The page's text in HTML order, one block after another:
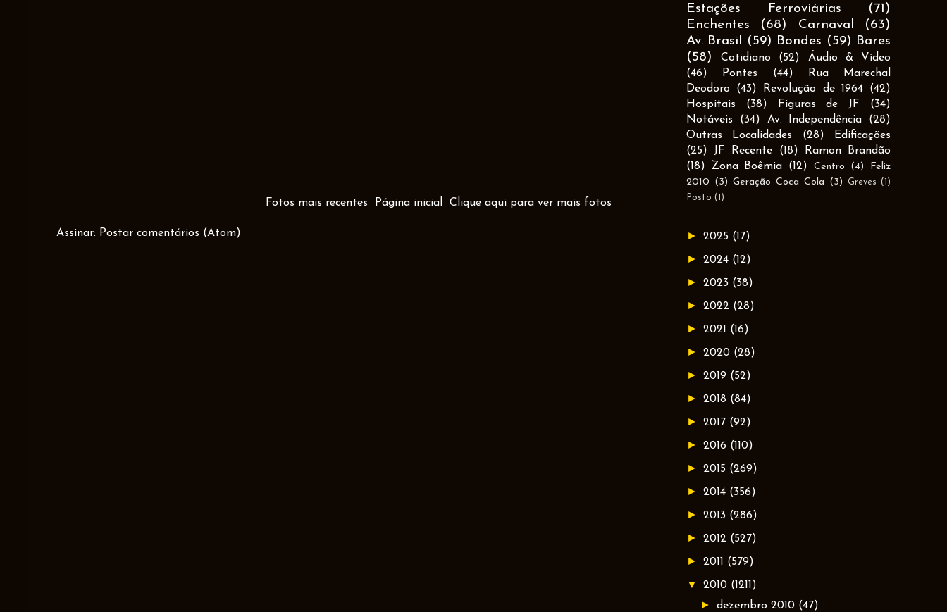
Fotos mais recentes Página inicial Clique aqui para ver mais fotos
Assinar: Postar comentários (Atom)
Estações Ferroviárias
(71)
Enchentes
(68) Carnaval
(63)
Av. Brasil
(59) Bondes (59) Bares
(58)
Cotidiano (52)
Áudio & Vídeo
(46)
Pontes (44)
Rua Marechal
Deodoro
(43) Revolução de 1964
(42)
Hospitais
(38) Figuras de JF
(34)
Notáveis
(34) Av. Independência
(28)
Outras Localidades
(28)
Edificações
(25)
JF Recente (18)
Ramon Brandão
(18)
Zona Boêmia (12) Centro (4)
Feliz
2010 (3) Geração Coca Cola (3) Greves (1)
Posto (1)
► 2025 (17)
► 2024 (12)
► 2023 (38)
► 2022 (28)
► 2021 (16)
► 2020 (28)
► 2019 (52)
► 2018 (84)
► 2017 (92)
► 2016 (110)
► 2015 (269)
► 2014 (356)
► 2013 (286)
► 2012 (527)
► 2011 (579)
▼ 2010 (1211)
►dezembro 2010 (47)